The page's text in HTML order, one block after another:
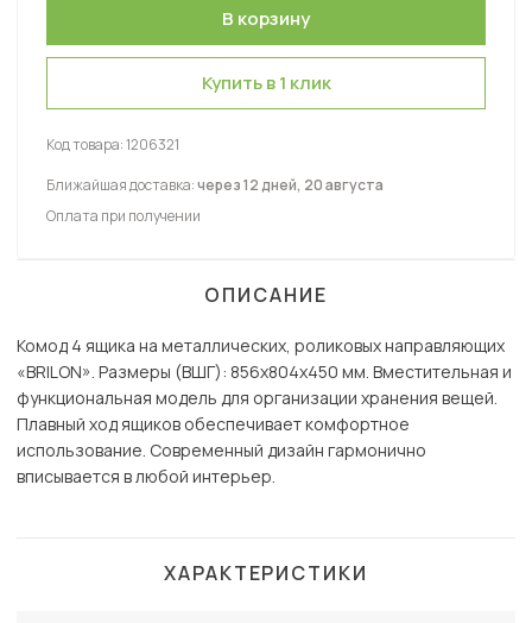
Купить в 1 клик
Код товара:1206321
Ближайшая доставка:через 12 дней, 20 августа
Оплата при получении
ОПИСАНИЕ
Комод 4 ящика на металлических, роликовых направляющих
«BRILON». Размеры (ВШГ): 856х804х450 мм. Вместительная и
функциональная модель для организации хранения вещей.
Плавный ход ящиков обеспечивает комфортное
использование. Современный дизайн гармонично
вписывается в любой интерьер.
ХАРАКТЕРИСТИКИ